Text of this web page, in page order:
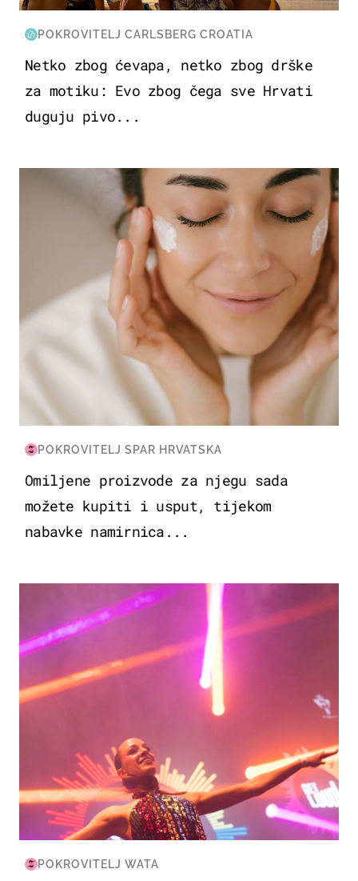
POKROVITELJ CARLSBERG CROATIA
Netko zbog ćevapa, netko zbog drške
za motiku: Evo zbog čega sve Hrvati
duguju pivo...
MODA & LJEPOTA
POKROVITELJ SPAR HRVATSKA
Omiljene proizvode za njegu sada
možete kupiti i usput, tijekom
nabavke namirnica...
KULTURA & ZABAVA
POKROVITELJ WATA